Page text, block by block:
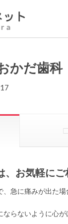
かだ歯科
、お気軽に
急に痛みが出た場
らないように心が